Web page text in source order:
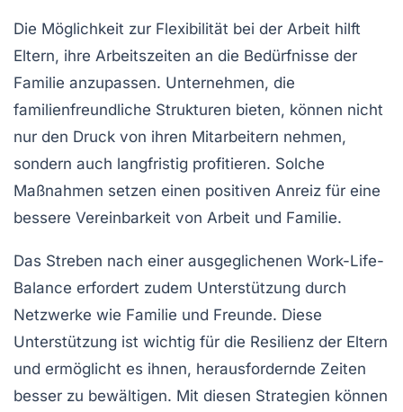
Die Möglichkeit zur Flexibilität bei der Arbeit hilft
Eltern, ihre Arbeitszeiten an die Bedürfnisse der
Familie anzupassen. Unternehmen, die
familienfreundliche Strukturen bieten, können nicht
nur den Druck von ihren Mitarbeitern nehmen,
sondern auch langfristig profitieren. Solche
Maßnahmen setzen einen positiven Anreiz für eine
bessere Vereinbarkeit von Arbeit und Familie.
Das Streben nach einer ausgeglichenen Work-Life-
Balance erfordert zudem Unterstützung durch
Netzwerke wie Familie und Freunde. Diese
Unterstützung ist wichtig für die Resilienz der Eltern
und ermöglicht es ihnen, herausfordernde Zeiten
besser zu bewältigen. Mit diesen Strategien können